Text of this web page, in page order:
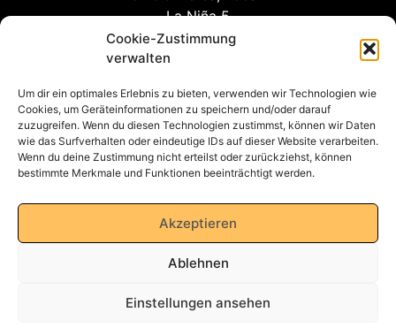
Cookie-Zustimmung
verwalten
Um dir ein optimales Erlebnis zu bieten, verwenden wir Technologien wie
Cookies, um Geräteinformationen zu speichern und/oder darauf
zuzugreifen. Wenn du diesen Technologien zustimmst, können wir Daten
wie das Surfverhalten oder eindeutige IDs auf dieser Website verarbeiten.
Wenn du deine Zustimmung nicht erteilst oder zurückziehst, können
bestimmte Merkmale und Funktionen beeinträchtigt werden.
Akzeptieren
Ablehnen
Einstellungen ansehen
La Niña 5
03710 Calpe (Alicante)
info@awm-agent.com
kontakt
Datenschutzerklärung
Impressum
AGB